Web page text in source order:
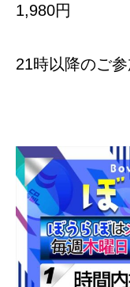
1,980円
21時以降のご